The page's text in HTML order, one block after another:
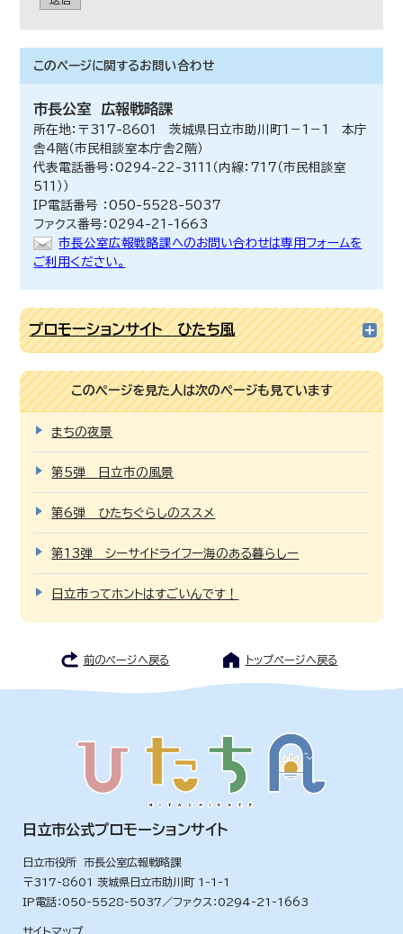
このページに関するお問い合わせ
市長公室 広報戦略課
所在地：〒317-8601 茨城県日立市助川町1－1－1 本庁
舎4階（市民相談室本庁舎2階）
代表電話番号：0294-22-3111（内線：717（市民相談室
511））
IP電話番号 ：050-5528-5037
ファクス番号：0294-21-1663
市長公室広報戦略課へのお問い合わせは専用フォームを
ご利用ください。
プロモーションサイト ひたち風
このページを見た人は次のページも見ています
まちの夜景
第5弾 日立市の風景
第6弾 ひたちぐらしのススメ
第13弾 シーサイドライフー海のある暮らしー
日立市ってホントはすごいんです！
前のページへ戻る トップページへ戻る
日立市公式プロモーションサイト
日立市役所 市長公室広報戦略課
〒317-8601 茨城県日立市助川町 1-1-1
IP電話：050-5528-5037／ファクス：0294-21-1663